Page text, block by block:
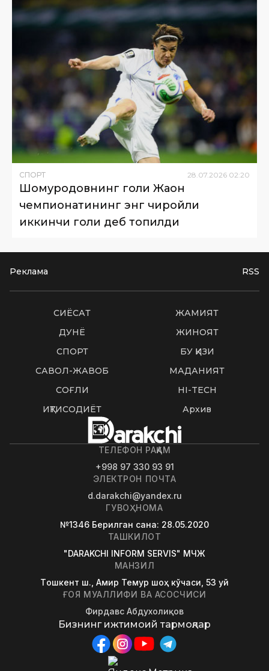
СПОРТ 28 07 2026 02:20
Шомуродовнинг голи Жаҳон
чемпионатининг энг чиройли
иккинчи голи деб топилди
Реклама RSS
СИËСАТ
ЖАМИЯТ
ДУНË
ЖИНОЯТ
СПОРТ
БУ ҚИЗИҚ
САВОЛ-ЖАВОБ
МАДАНИЯТ
СОҒЛИҚ
HI-TECH
ИҚТИСОДИЁТ
Архив
ТЕЛЕФОН РАҚАМ
+998 97 330 93 91
ЭЛЕКТРОН ПОЧТА
d.darakchi@yandex.ru
ГУВОҲНОМА
№1346 Берилган сана: 28.05.2020
ТАШКИЛОТ
"DARAKCHI INFORM SERVIS" МЧЖ
МАНЗИЛ
Tошкент ш., Амир Темур шоҳ кўчаси, 53 уй
ҒОЯ МУАЛЛИФИ ВА АСОСЧИСИ
Фирдавс Абдухолиқов
Бизнинг ижтимоий тармоқлар